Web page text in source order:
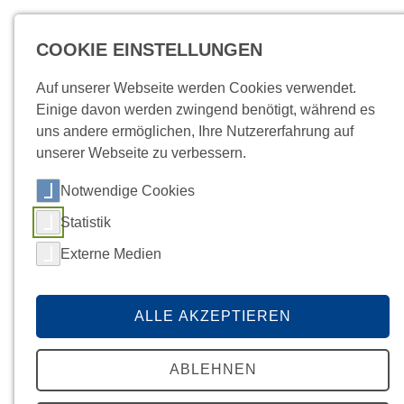
Befunde News
Startseite Über Uns Aktuelles/News
DETAIL
COOKIE EINSTELLUNGEN
Auf unserer Webseite werden Cookies verwendet.
Einige davon werden zwingend benötigt, während es
uns andere ermöglichen, Ihre Nutzererfahrung auf
unserer Webseite zu verbessern.
Notwendige Cookies
Statistik
Externe Medien
ALLE AKZEPTIEREN
ABLEHNEN